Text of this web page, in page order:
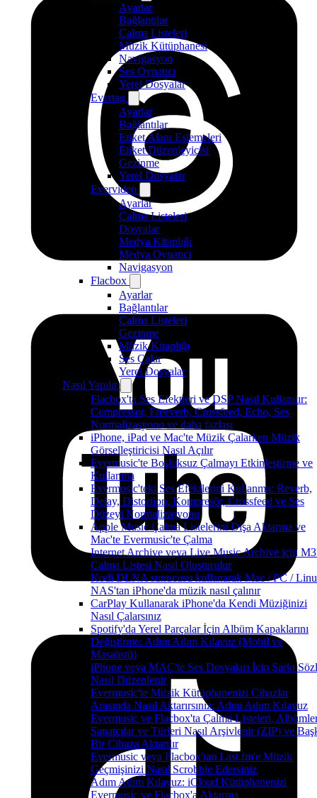
Ayarlar
Bağlantılar
Çalma Listeleri
Müzik Kütüphanesi
Navigasyon
Ses Oynatıcı
Yerel Dosyalar
Evertag
Ayarlar
Bağlantılar
Etiket Alanı Eşlemeleri
Etiket Düzenleyicisi
Gezinme
Yerel Dosyalar
Evervideo
Ayarlar
Çalma Listeleri
Dosyalar
Medya Kitaplığı
Medya Oynatıcı
Navigasyon
Flacbox
Ayarlar
Bağlantılar
Çalma Listeleri
Gezinme
Müzik Kitaplığı
Ses Çalar
Yerel Dosyalar
Nasıl Yapılır
Flacbox'ta Ses Efektleri ve DSP Nasıl Kullanılır:
Compressor, Freeverb, Crossfeed, Echo, Ses
Normalizasyonu ve daha fazlası
iPhone, iPad ve Mac'te Müzik Çalarken Müzik
Görselleştiricisi Nasıl Açılır
Evermusic'te Boşluksuz Çalmayı Etkinleştirme ve
Kullanma
Evermusic'teki Ses Efektlerini Kullanma: Reverb,
Delay, Distortion, Kompresör, Crossfeed ve Ses
Düzeyi Normalizasyonu
Apple Music Çalma Listelerini Dışa Aktarma ve
Mac'te Evermusic'te Çalma
Internet Archive veya Live Music Archive için
Çalma Listesi Nasıl Oluşturulur
Kodi DLNA sunucusu kullanarak Mac / PC /
NAS'tan iPhone'da müzik nasıl çalınır
CarPlay Kullanarak iPhone'da Kendi Müziğinizi
Nasıl Çalarsınız
Spotify'da Yerel Parçalar İçin Albüm Kapaklarını
Değiştirme: Adım Adım Kılavuz (Mobil ve
Masaüstü)
iPhone veya MAC'te Ses Dosyaları İçin Şarkı
Nasıl Düzenlenir
Evermusic'te Müzik Kütüphanenizi Cihazlar
Arasında Nasıl Aktarırsınız: Adım Adım Kılavuz
Evermusic ve Flacbox'ta Çalma Listeleri,
Sanatçılar ve Türleri Nasıl Arşivlenir (ZIP) ve
Bir Cihaza Aktarılır
Evermusic veya Flacbox'tan Last.fm'e Müzik
Geçmişinizi Nasıl Scrobble Edersiniz
Adım Adım Kılavuz: iCloud Kütüphanenizi
Evermusic ve Flacbox'a Aktarma